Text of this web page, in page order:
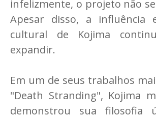
infelizmente, o projeto não
Apesar disso, a influência
cultural de Kojima
expandir.
Em um de seus trabalhos
"Death Stranding", Kojima
demonstrou sua filosofia